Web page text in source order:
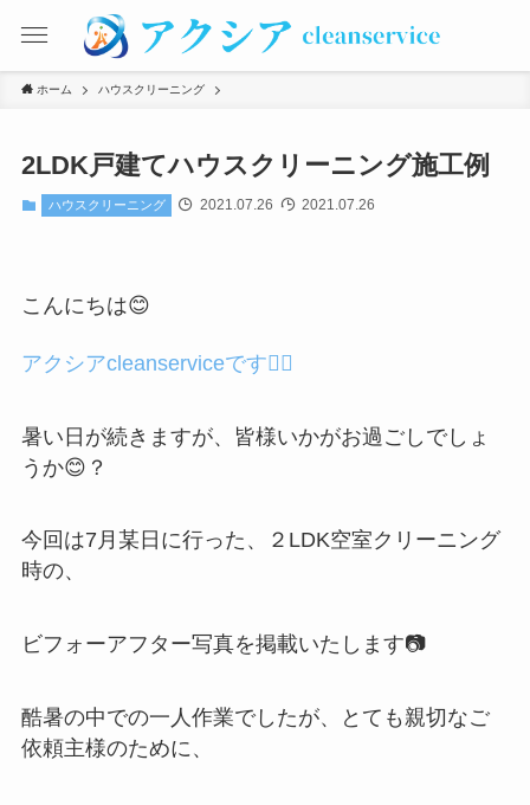
ホーム ハウスクリーニング
2LDK戸建てハウスクリーニング施工例
ハウスクリーニング 2021.07.26 2021.07.26
こんにちは😊
アクシアcleanserviceです🙋‍♀️
暑い日が続きますが、皆様いかがお過ごしでしょ
うか😊？
今回は7月某日に行った、２LDK空室クリーニング
時の、
ビフォーアフター写真を掲載いたします📷
酷暑の中での一人作業でしたが、とても親切なご
依頼主様のために、